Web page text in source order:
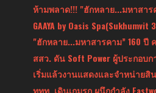
ห้ามพลาด!!! "ฮักหลาย...มหาสาร
GAAYA by Oasis
"ฮักหลาย...มหาสารคาม” 160 ปี
สสว. ดัน Soft Power ผู้ประกอบก
เริ่มแล้วงานแสดงและจำหน่ายสิ
ททท. เดินเกมรุก ผนึกกำลัง